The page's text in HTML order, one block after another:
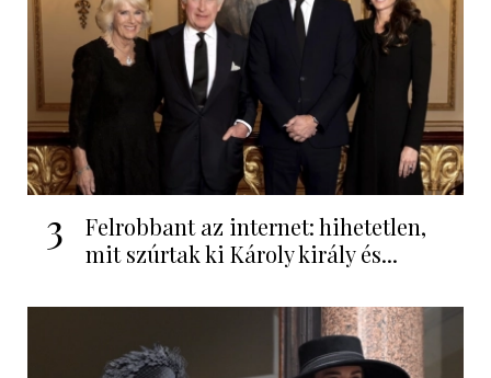
3
Felrobbant az internet: hihetetlen,
mit szúrtak ki Károly király és...